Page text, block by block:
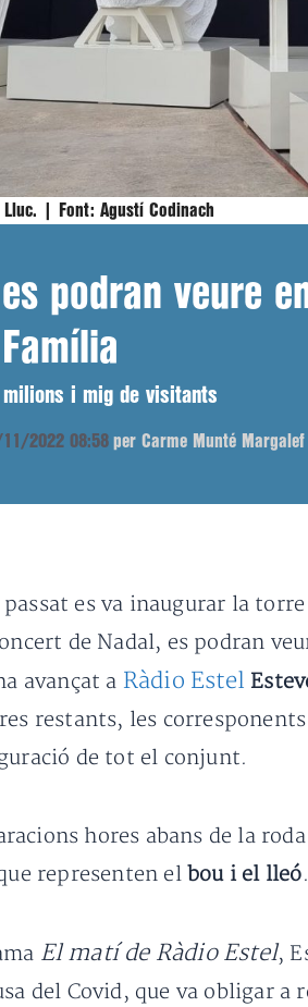
Lluc. | Font: Agustí Codinach
podran veure
i mig de visitants
2022 08:58 per Carme Munté Margalef
es va inaugurar la torre
de Nadal, es podran
avançat a Ràdio Estel
restants, les
de tot el conjunt.
hores abans de la
representen elbou i el lleó.
El matí de Ràdio Estel,
del Covid, que va obligar